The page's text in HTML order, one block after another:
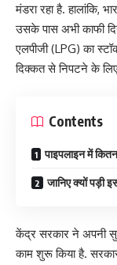
मंडरा रहा है. हालांकि,
उसके पास अभी काफी
एलपीजी (LPG) का
दिक्कत से निपटने के
Contents
पाइपलाइन में
जानिए क्यों पड़ी
केंद्र सरकार ने अपनी
काम शुरू किया है.